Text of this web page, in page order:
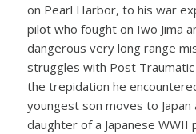
on Pearl Harbor, to his war
pilot who fought on Iwo Jima
dangerous very long range
struggles with Post
the trepidation he
youngest son moves to
daughter of a Japanese WWII